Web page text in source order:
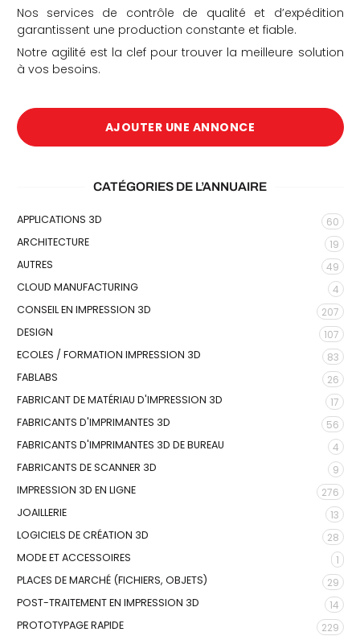
Nos services de contrôle de qualité et d’expédition
garantissent une production constante et fiable.
Notre agilité est la clef pour trouver la meilleure solution
à vos besoins.
AJOUTER UNE ANNONCE
CATÉGORIES DE L’ANNUAIRE
APPLICATIONS 3D
60
ARCHITECTURE
19
AUTRES
49
CLOUD MANUFACTURING
4
CONSEIL EN IMPRESSION 3D
207
DESIGN
107
ECOLES / FORMATION IMPRESSION 3D
83
FABLABS
26
FABRICANT DE MATÉRIAU D'IMPRESSION 3D
17
FABRICANTS D'IMPRIMANTES 3D
56
FABRICANTS D'IMPRIMANTES 3D DE BUREAU
4
FABRICANTS DE SCANNER 3D
9
IMPRESSION 3D EN LIGNE
276
JOAILLERIE
13
LOGICIELS DE CRÉATION 3D
28
MODE ET ACCESSOIRES
1
PLACES DE MARCHÉ (FICHIERS, OBJETS)
29
POST-TRAITEMENT EN IMPRESSION 3D
14
PROTOTYPAGE RAPIDE
229